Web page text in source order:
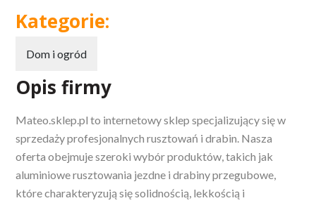
Kategorie:
Dom i ogród
Opis firmy
Mateo.sklep.pl to internetowy sklep specjalizujący się w
sprzedaży profesjonalnych rusztowań i drabin. Nasza
oferta obejmuje szeroki wybór produktów, takich jak
aluminiowe rusztowania jezdne i drabiny przegubowe,
które charakteryzują się solidnością, lekkością i